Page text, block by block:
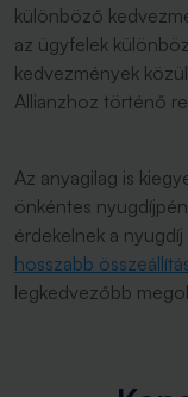
különböző
az ügyfelek
kedvezmények
Allianzhoz történő
Az anyagilag is
önkéntes
érdekelnek a
hosszabb
legkedvezőbb